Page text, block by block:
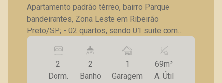
Apartamento padrão térreo, bairro Parque
bandeirantes, Zona Leste em Ribeirão
Preto/SP; - 02 quartos, sendo 01 suíte com
armários; - Banheiro social; - Sala para 02
ambientes; - Cozinha com armários; -
Lavanderia; - Quintal; - 01 vaga de garagem
descoberta. A Piramid tem como objetivo
2
Dorm.
2
Banho
1
Garagem
69m²
A. Útil